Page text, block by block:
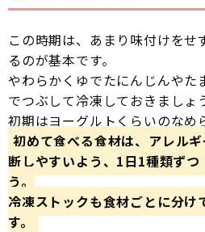
この時期は、あまり味付けをせ
るのが基本です。
やわらかくゆでたにんじんやた
でつぶして冷凍しておきましょ
初期はヨーグルトくらいのなめ
初めて食べる食材は、アレル
断しやすいよう、1日1種類ず
う。
冷凍ストックも食材ごとに分け
す。